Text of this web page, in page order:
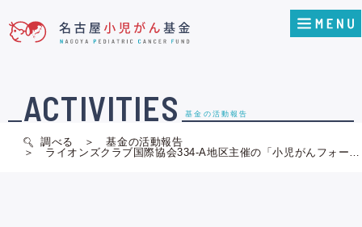
ACTIVITIES 基金の活動報告
調べる
基金の活動報告
ライオンズクラブ国際協会334-A地区主催の「小児がんフォー…